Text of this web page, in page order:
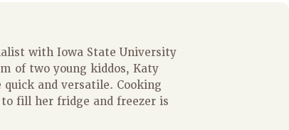
with Iowa State University
of two young kiddos, Katy
and versatile. Cooking
fill her fridge and freezer is